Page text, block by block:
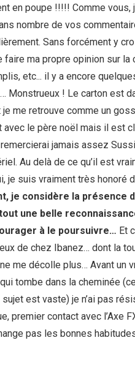
en poupe !!!!! Comme vous,
nombre de vos
Sans forcément y
faire ma propre opinion sur
etc... il y a encore
Monstrueux ! Le carton est
je me retrouve comme un
avec le père noël mais il est
jamais assez
Au delà de ce qu’il est
je suis vraiment très honoré
je considère la présence
une belle
à le poursuivre… Et
de chez Ibanez… dont la
me décolle plus… Avant un
tombe dans la cheminée
est vaste) je n’ai pas
premier contact avec l’Axe
pas les bonnes